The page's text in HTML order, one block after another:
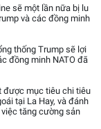
sẽ một lần nữa bị lu
và các đồng minh
thống Trump sẽ lợi
đồng minh NATO đã
được mục tiêu chi tiêu
tại La Hay, và đánh
tăng cường sản